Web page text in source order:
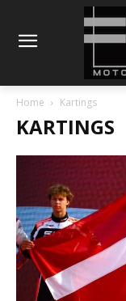
Home Kartings
KARTINGS